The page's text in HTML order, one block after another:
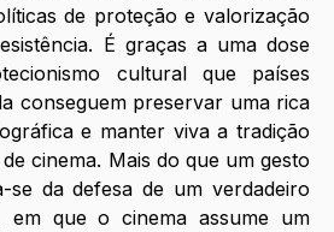
de proteção e valorização
É graças a uma dose
cultural que países
conseguem preservar uma rica
e manter viva a tradição
cinema. Mais do que um gesto
se da defesa de um verdadeiro
em que o cinema assume um